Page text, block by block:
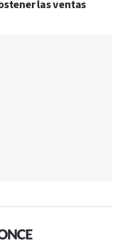
las ventas